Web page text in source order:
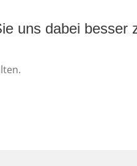
uns dabei besser